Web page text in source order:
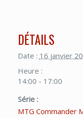
DÉTAILS
Date : 16 janvier
Heure :
14:00 - 17:00
Série :
MTG Commander